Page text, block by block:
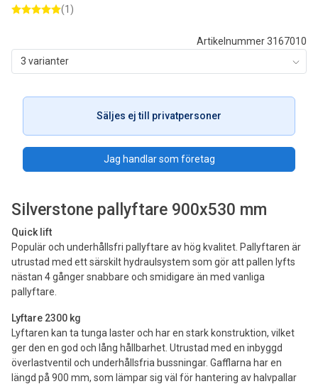
Silverstone pallyftare 900x530 mm
Quick lift
Populär och underhållsfri pallyftare av hög kvalitet. Pallyftaren är
utrustad med ett särskilt hydraulsystem som gör att pallen lyfts
nästan 4 gånger snabbare och smidigare än med vanliga
pallyftare.
Lyftare 2300 kg
Lyftaren kan ta tunga laster och har en stark konstruktion, vilket
ger den en god och lång hållbarhet. Utrustad med en inbyggd
överlastventil och underhållsfria bussningar. Gafflarna har en
längd på 900 mm, som lämpar sig väl för hantering av halvpallar
Artikelnummer 3167010
3 varianter
Säljes ej till privatpersoner
Jag handlar som företag
(1)